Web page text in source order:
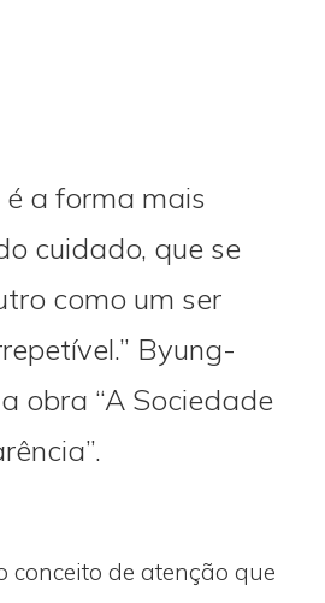
é a forma mais
cuidado, que se
como um ser
Byung-
obra “A Sociedade
conceito de atenção que